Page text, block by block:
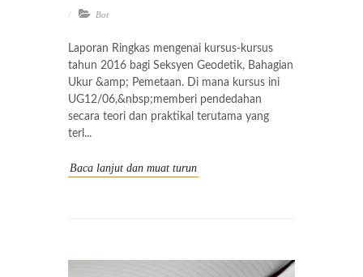
Bot
Laporan Ringkas mengenai kursus-kursus
tahun 2016 bagi Seksyen Geodetik, Bahagian
Ukur &amp; Pemetaan. Di mana kursus ini
UG12/06,&nbsp;memberi pendedahan
secara teori dan praktikal terutama yang
terl...
Baca lanjut dan muat turun